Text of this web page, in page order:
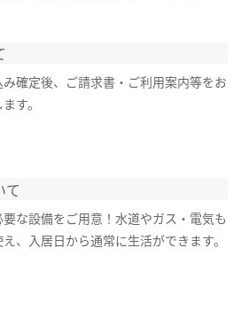
み確定後、ご請求書・ご利用案内等をお
す。
て
要な設備をご用意！水道やガス・電気も
、入居日から通常に生活ができます。